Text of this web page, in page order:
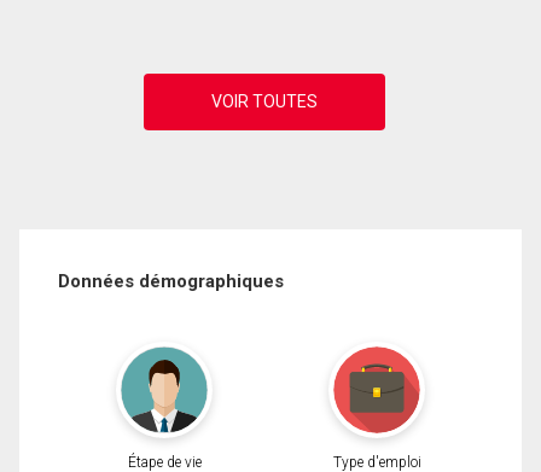
Données démographiques
Étape de vie Type d'emploi